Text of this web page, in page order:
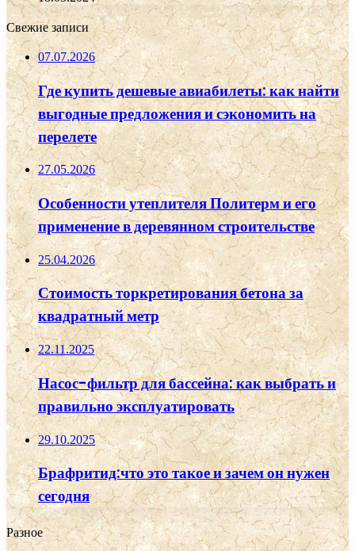
Свежие записи
07.07.2026
Где купить дешевые авиабилеты: как найти
выгодные предложения и сэкономить на
перелете
27.05.2026
Особенности утеплителя Политерм и его
применение в деревянном строительстве
25.04.2026
Стоимость торкретирования бетона за
квадратный метр
22.11.2025
Насос-фильтр для бассейна: как выбрать и
правильно эксплуатировать
29.10.2025
Брафритид:что это такое и зачем он нужен
сегодня
Разное